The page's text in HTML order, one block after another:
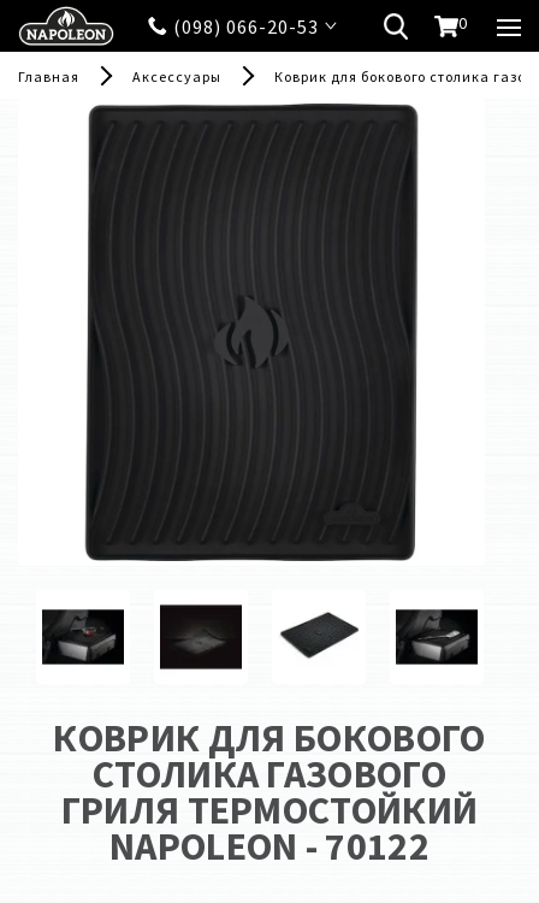
(098) 066-20-53 0
Главная Аксессуары Коврик для бокового столика
КОВРИК ДЛЯ БОКОВОГО
СТОЛИКА ГАЗОВОГО
ГРИЛЯ ТЕРМОСТОЙКИЙ
NAPOLEON - 70122